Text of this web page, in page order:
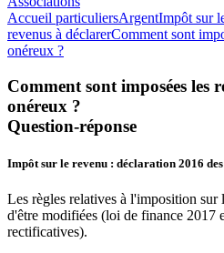
Accueil particuliersArgentImpôt sur
revenus à déclarerComment sont
onéreux ?
Comment sont imposées les
onéreux ?
Question-réponse
Impôt sur le revenu : déclaration 2016 des
Les règles relatives à l'imposition sur
d'être modifiées (loi de finance 2017
rectificatives).